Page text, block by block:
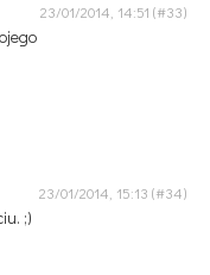
23/01/2014, 14:51
23/01/2014, 15:13
;)